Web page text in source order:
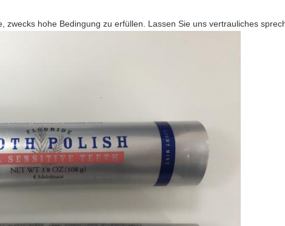
zwecks hohe Bedingung zu erfüllen. Lassen Sie uns vertrauliches